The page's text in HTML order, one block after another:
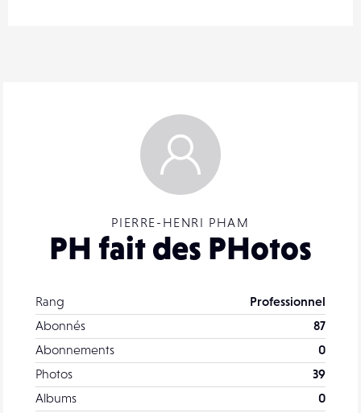
PIERRE-HENRI PHAM
PH fait des PHotos
Rang
Professionnel
Abonnés
87
Abonnements
0
Photos
39
Albums
0